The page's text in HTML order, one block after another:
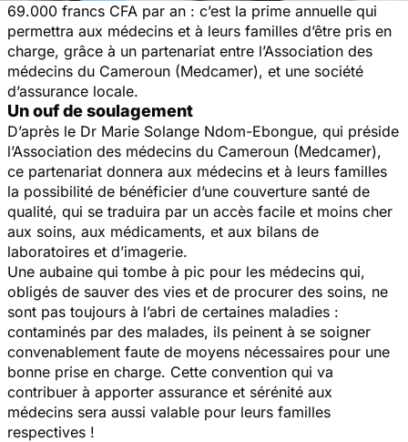
69.000 francs CFA par an : c’est la prime annuelle qui
permettra aux médecins et à leurs familles d’être pris en
charge, grâce à un partenariat entre l’Association des
médecins du Cameroun (Medcamer), et une société
d’assurance locale.
Un ouf de soulagement
D’après le Dr Marie Solange Ndom-Ebongue, qui préside
l’Association des médecins du Cameroun (Medcamer),
ce partenariat donnera aux médecins et à leurs familles
la possibilité de bénéficier d’une couverture santé de
qualité, qui se traduira par un accès facile et moins cher
aux soins, aux médicaments, et aux bilans de
laboratoires et d’imagerie.
Une aubaine qui tombe à pic pour les médecins qui,
obligés de sauver des vies et de procurer des soins, ne
sont pas toujours à l’abri de certaines maladies :
contaminés par des malades, ils peinent à se soigner
convenablement faute de moyens nécessaires pour une
bonne prise en charge. Cette convention qui va
contribuer à apporter assurance et sérénité aux
médecins sera aussi valable pour leurs familles
respectives !